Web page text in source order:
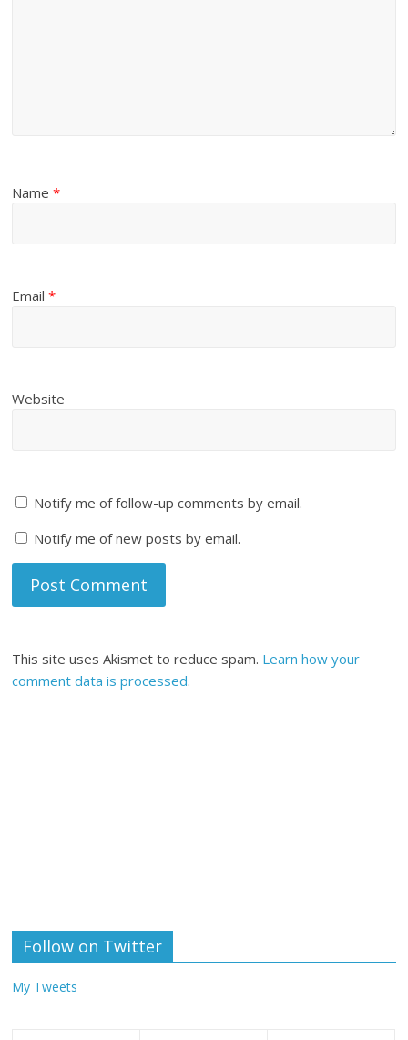
Name*
Email*
Website
Notify me of follow-up comments by email.
Notify me of new posts by email.
This site uses Akismet to reduce spam. Learn how your
comment data is processed.
Follow on Twitter
My Tweets